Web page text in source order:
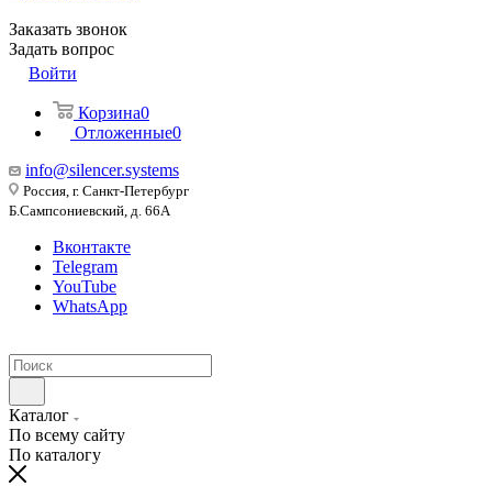
Заказать звонок
Задать вопрос
Войти
Корзина0
Отложенные0
info@silencer.systems
Россия, г. Санкт-Петербург
Б.Сампсониевский, д. 66А
Вконтакте
Telegram
YouTube
WhatsApp
Каталог
По всему сайту
По каталогу